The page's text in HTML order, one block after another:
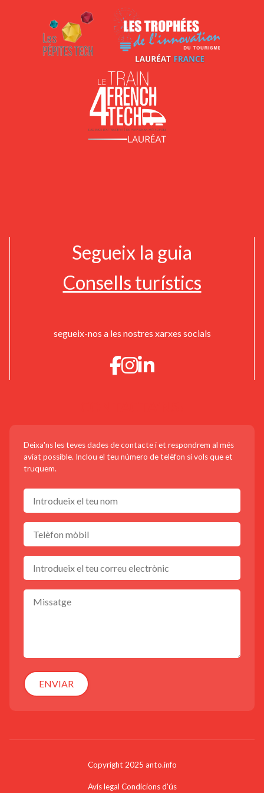
Segueix la guia
Consells turístics
segueix-nos a les nostres xarxes socials
Deixa'ns les teves dades de contacte i et respondrem al més
aviat possible. Inclou el teu número de telèfon si vols que et
truquem.
ENVIAR
Copyright 2025 anto.info
Avís legal Condicions d'ús